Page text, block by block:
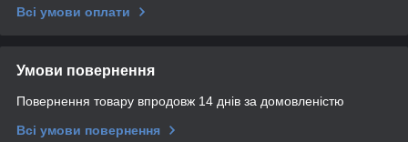
Всі умови оплати
Умови повернення
Повернення товару впродовж 14 днів за домовленістю
Всі умови повернення